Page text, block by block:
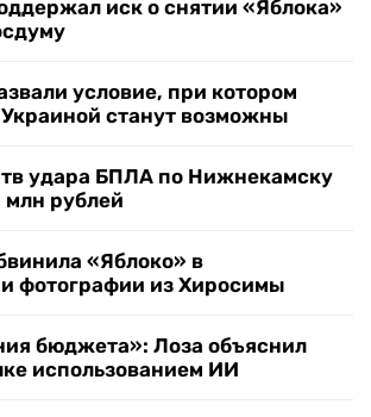
иск о снятии «Яблока»
условие, при котором
станут возможны
удара БПЛА по Нижнекамску
млн рублей
«Яблоко» в
фотографии из Хиросимы
бюджета»: Лоза объяснил
использованием ИИ